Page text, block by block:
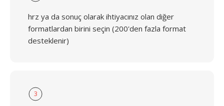
hrz ya da sonuç olarak ihtiyacınız olan diğer
formatlardan birini seçin (200'den fazla format
desteklenir)
3